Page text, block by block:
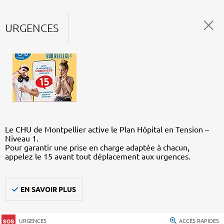
URGENCES
Le CHU de Montpellier active le Plan Hôpital en Tension –
Niveau 1.
Pour garantir une prise en charge adaptée à chacun,
appelez le 15 avant tout déplacement aux urgences.
EN SAVOIR PLUS
URGENCES ACCÈS RAPIDES